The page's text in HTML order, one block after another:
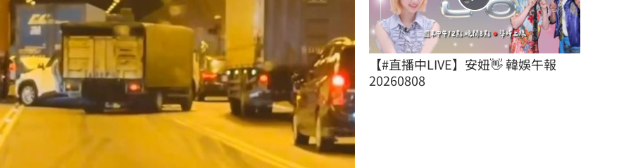
12:00
12:00
12:00
10:30
【#直播中LIVE】安妞👋 韓娛午報
20260808